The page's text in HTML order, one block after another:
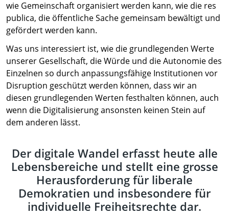
wie Gemeinschaft organisiert werden kann, wie die res
publica, die öffentliche Sache gemeinsam bewältigt und
gefördert werden kann.
Was uns interessiert ist, wie die grundlegenden Werte
unserer Gesellschaft, die Würde und die Autonomie des
Einzelnen so durch anpassungsfähige Institutionen vor
Disruption geschützt werden können, dass wir an
diesen grundlegenden Werten festhalten können, auch
wenn die Digitalisierung ansonsten keinen Stein auf
dem anderen lässt.
Der digitale Wandel erfasst heute alle
Lebensbereiche und stellt eine grosse
Herausforderung für liberale
Demokratien und insbesondere für
individuelle Freiheitsrechte dar.